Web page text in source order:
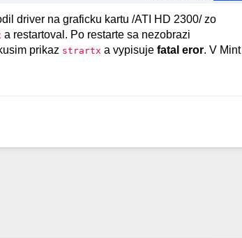
driver na graficku kartu /ATI HD 2300/ zo
a restartoval. Po restarte sa nezobrazi
prikaz strartx a vypisujefatal eror. V Mint